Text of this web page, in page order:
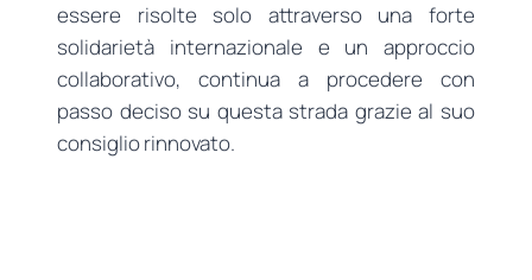
essere risolte solo attraverso una forte
solidarietà internazionale e un approccio
collaborativo, continua a procedere con
passo deciso su questa strada grazie al suo
consiglio rinnovato.